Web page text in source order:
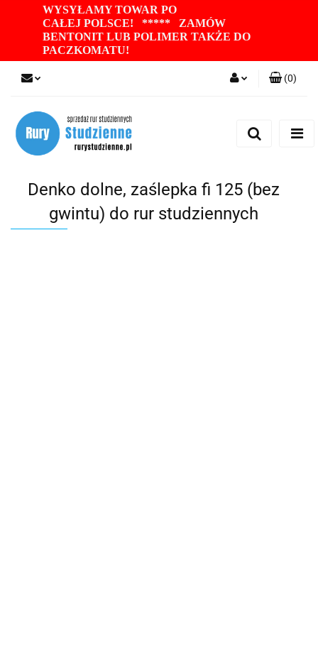
WYSYŁAMY TOWAR PO
CAŁEJ POLSCE! ***** ZAMÓW
BENTONIT LUB POLIMER TAKŻE DO
PACZKOMATU!
(0)
Denko dolne, zaślepka fi 125 (bez
gwintu) do rur studziennych